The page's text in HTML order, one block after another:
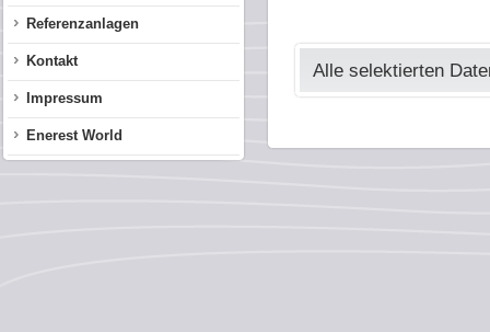
Referenzanlagen
Kontakt
Impressum
Enerest World
Alle selektierten